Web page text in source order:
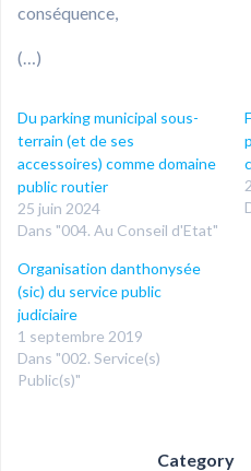
conséquence,
(…)
Du parking municipal sous-
terrain (et de ses
accessoires) comme domaine
public routier
25 juin 2024
Dans "004. Au Conseil d'Etat"
Organisation danthonysée
(sic) du service public
judiciaire
1 septembre 2019
Dans "002. Service(s)
Public(s)"
Category